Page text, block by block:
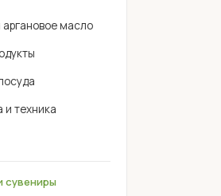
масло
и техника
сувениры